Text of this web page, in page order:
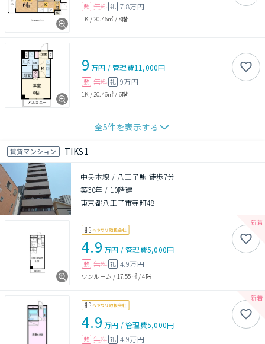
敷 無料 礼 7.8万円
1K / 20.46㎡ / 8階
9 万円 /管理費11,000円
敷 無料 礼 9万円
1K / 20.46㎡ / 6階
全5件を表示する
賃貸マンション TIKS1
中央本線 / 八王子駅 徒歩7分
築30年 / 10階建
東京都八王子市寺町48
4.9 万円 /管理費5,000円
敷 無料 礼 4.9万円
ワンルーム / 17.55㎡/4階
4.9 万円 /管理費5,000円
敷 無料 礼 4.9万円